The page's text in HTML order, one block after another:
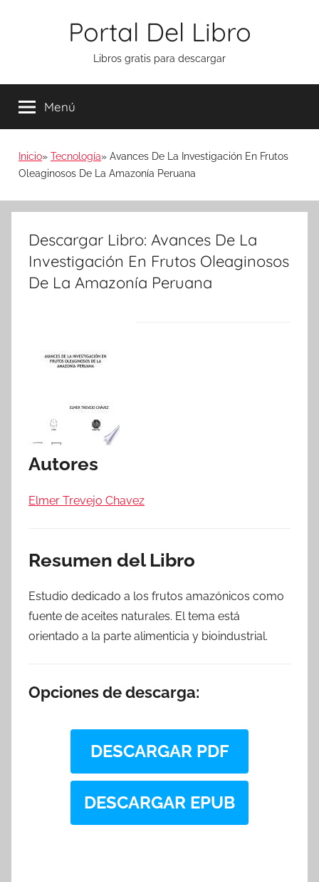
Portal Del Libro
Libros gratis para descargar
Menú
Inicio Tecnología
Avances De La Investigación En Frutos
Oleaginosos De La Amazonía Peruana
Descargar Libro: Avances De La
Investigación En Frutos Oleaginosos
De La Amazonía Peruana
Autores
Elmer Trevejo Chavez
Resumen del Libro
Estudio dedicado a los frutos amazónicos como
fuente de aceites naturales. El tema está
orientado a la parte alimenticia y bioindustrial.
Opciones de descarga:
DESCARGAR PDF
DESCARGAR EPUB